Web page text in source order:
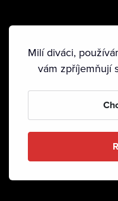
Milí diváci,
vám zpříjemňují